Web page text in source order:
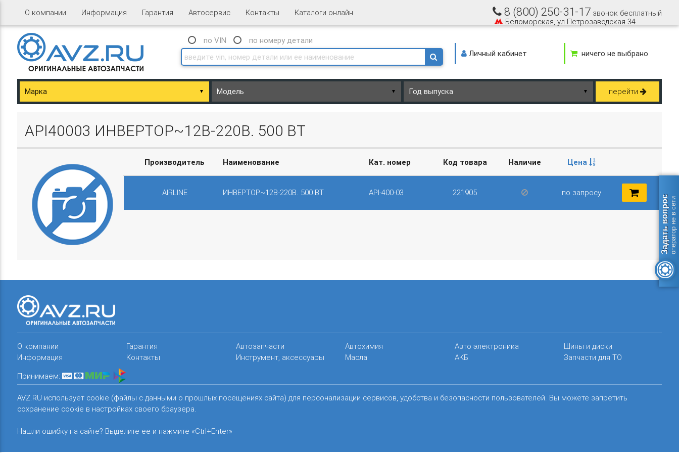
О компании Информация Гарантия Автосервис Контакты Каталоги онлайн
Basket.php
8 (800) 250-31-17 звонок бесплатный
Беломорская, ул Петрозаводская 34
по VIN
по номеру детали
Личный кабинет
ничего не выбрано
▼ ▼ ▼ перейти
API40003 ИНВЕРТОР~12В-220В. 500 ВТ
Производитель Наименование Кат. номер Код товара Наличие Цена
AIRLINE ИНВЕРТОР~12В-220В. 500 ВТ API-400-03 221905 по запросу
О компании
Информация
Гарантия
Контакты
Автозапчасти
Инструмент, аксессуары
Автохимия
Масла
Авто электроника
АКБ
Шины и диски
Запчасти для ТО
Принимаем:
AVZ.RU использует cookie (файлы с данными о прошлых посещениях сайта) для персонализации сервисов, удобства и безопасности пользователей. Вы можете запретить
сохранение cookie в настройках своего браузера.
Нашли ошибку на сайте? Выделите ее и нажмите «Ctrl+Enter»
Задать вопросоператор не в сети